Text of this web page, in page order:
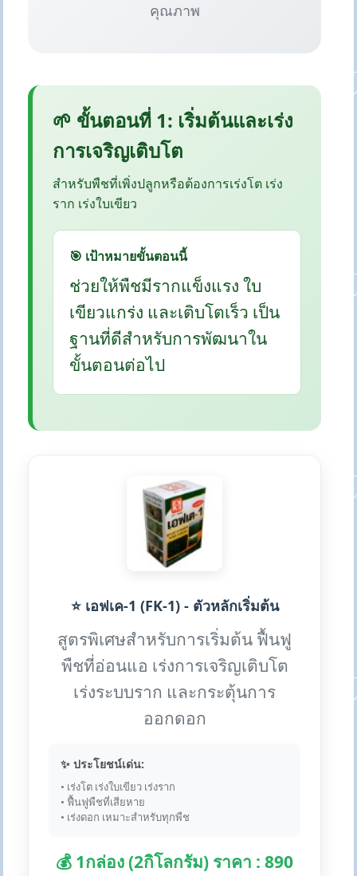
คุณภาพ
🌱 ขั้นตอนที่ 1: เริ่มต้นและเร่ง
การเจริญเติบโต
สำหรับพืชที่เพิ่งปลูกหรือต้องการเร่งโต เร่ง
ราก เร่งใบเขียว
🎯 เป้าหมายขั้นตอนนี้
ช่วยให้พืชมีรากแข็งแรง ใบ
เขียวแกร่ง และเติบโตเร็ว เป็น
ฐานที่ดีสำหรับการพัฒนาใน
ขั้นตอนต่อไป
⭐ เอฟเค-1 (FK-1) - ตัวหลักเริ่มต้น
สูตรพิเศษสำหรับการเริ่มต้น ฟื้นฟู
พืชที่อ่อนแอ เร่งการเจริญเติบโต
เร่งระบบราก และกระตุ้นการ
ออกดอก
✨ ประโยชน์เด่น:
• เร่งโต เร่งใบเขียว เร่งราก
• ฟื้นฟูพืชที่เสียหาย
• เร่งดอก เหมาะสำหรับทุกพืช
💰 1กล่อง (2กิโลกรัม) ราคา : 890